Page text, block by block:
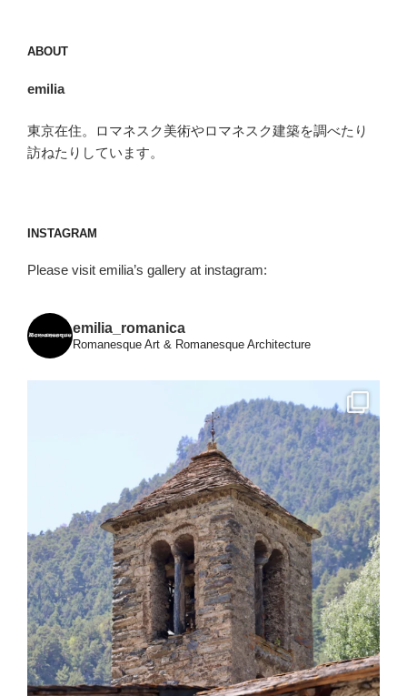
ABOUT
emilia
東京在住。ロマネスク美術やロマネスク建築を調べたり
訪ねたりしています。
INSTAGRAM
Please visit emilia’s gallery at instagram:
emilia_romanica
Romanesque Art & Romanesque Architecture